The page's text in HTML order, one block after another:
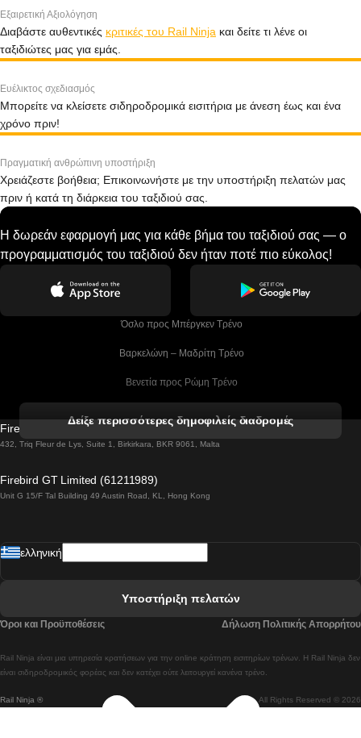
Εξαιρετική Αξιολόγηση
Διαβάστε αυθεντικές κριτικές του Rail Ninja και δείτε τι λένε οι
ταξιδιώτες μας για εμάς.
Ευέλικτος σχεδιασμός
Μπορείτε να κλείσετε σιδηροδρομικά εισιτήρια με άνεση έως και ένα
χρόνο πριν!
Πραγματική ανθρώπινη υποστήριξη
Χρειάζεστε βοήθεια; Επικοινωνήστε με την υποστήριξη πελατών μας
πριν ή κατά τη διάρκεια του ταξιδιού σας.
Η δωρεάν εφαρμογή μας για κάθε βήμα του ταξιδιού σας — ο
προγραμματισμός του ταξιδιού δεν ήταν ποτέ πιο εύκολος!
Όσλο προς Μπέργκεν Tρένο
Βαρκελώνη – Μαδρίτη Tρένο
Βενετία προς Ρώμη Τρένο
Βιέννη προς Σάλτσμπουργκ Τρένα
Βουδαπέστη προς Πράγα Tρένο
Λισαβόνα προς Λάγος Tρένο
Λισαβόνα προς Μαδρίτη Τρένα
Δείξε περισσότερες δημοφιλείς διαδρομές
Firebird GT Limited (OC 1451)
432, Triq Fleur de Lys, Suite 1, Birkirkara, BKR 9061, Malta
Firebird GT Limited (61211989)
Unit G 15/F Tal Building 49 Austin Road, KL, Hong Kong
Rail Ninja ® All Rights Reserved © 2026
Rail Ninja είναι μια υπηρεσία κρατήσεων για την online κράτηση εισιτηρίων τρένων. Η Rail Ninja δεν
είναι σιδηροδρομικός φορέας και δεν κατέχει ούτε λειτουργεί κανένα τρένο.
ελληνική
Υποστήριξη πελατών
Όροι και Προϋποθέσεις Δήλωση Πολιτικής Απορρήτου